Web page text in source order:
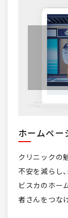
ホームペー
クリニックの
不安を減らし
ビスカのホー
者さんをつな